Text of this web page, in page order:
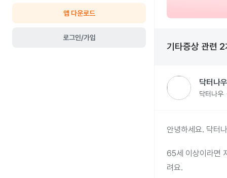
앱 다운로드
로그인/가입
기타증상 관련 2
닥터나
닥터나우
안녕하세요. 닥터
65세 이상이라면
려요.